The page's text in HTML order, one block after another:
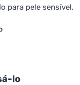
para pele sensível.
lo